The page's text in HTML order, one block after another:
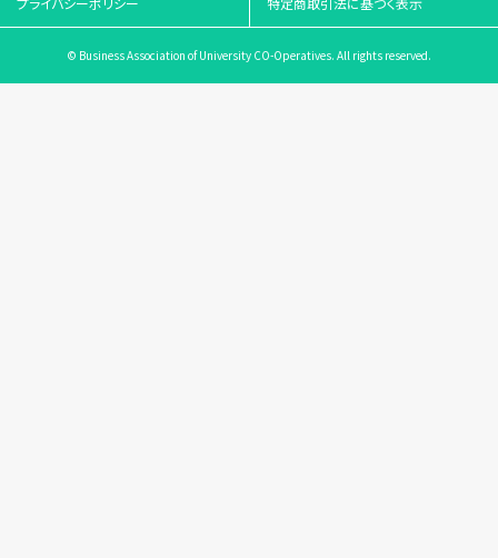
© Business Association of University CO-Operatives. All rights reserved.